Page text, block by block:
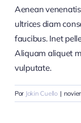
Aenean
ultrices diam
faucibus. Inet
Aliquam aliquet
vulputate.
Por Jokin Cuello |